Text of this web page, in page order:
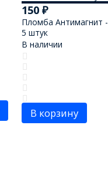
150 ₽
Пломба Антимагнит -
5 штук
В наличии
В корзину